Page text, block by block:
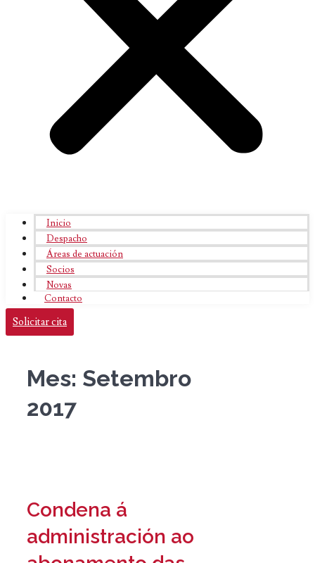
Inicio
Despacho
Áreas de actuación
Socios
Novas
Contacto
Solicitar cita
Mes: Setembro
2017
Condena á
administración ao